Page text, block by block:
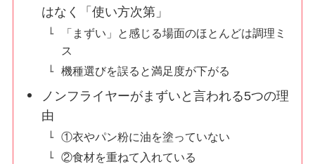
はなく「使い方次第」
「まずい」と感じる場面のほとんどは調理ミ
ス
機種選びを誤ると満足度が下がる
ノンフライヤーがまずいと言われる5つの理
由
①衣やパン粉に油を塗っていない
②食材を重ねて入れている